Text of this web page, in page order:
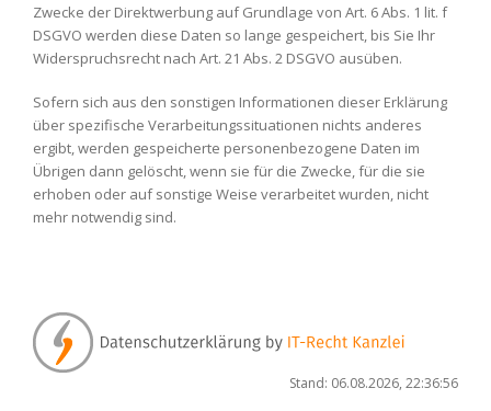
Zwecke der Direktwerbung auf Grundlage von Art. 6 Abs. 1 lit. f
DSGVO werden diese Daten so lange gespeichert, bis Sie Ihr
Widerspruchsrecht nach Art. 21 Abs. 2 DSGVO ausüben.
Sofern sich aus den sonstigen Informationen dieser Erklärung
über spezifische Verarbeitungssituationen nichts anderes
ergibt, werden gespeicherte personenbezogene Daten im
Übrigen dann gelöscht, wenn sie für die Zwecke, für die sie
erhoben oder auf sonstige Weise verarbeitet wurden, nicht
mehr notwendig sind.
Stand: 06.08.2026, 22:36:56